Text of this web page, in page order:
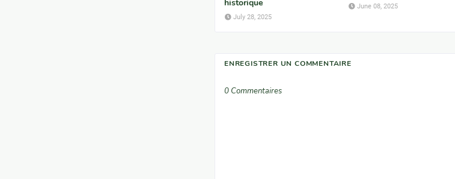
historique
July 28, 2025
June 08, 2025
ENREGISTRER UN COMMENTAIRE
0 Commentaires